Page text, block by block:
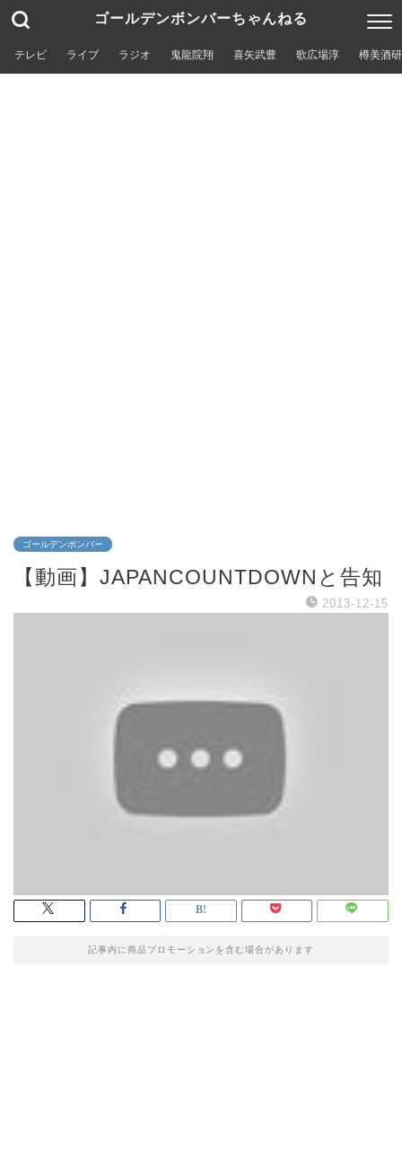
ゴールデンボンバーちゃんねる
テレビ ライブ ラジオ 鬼龍院翔 喜矢武豊 歌広場淳 樽美酒
ゴールデンボンバー
【動画】JAPANCOUNTDOWNと告知
2013-12-15
記事内に商品プロモーションを含む場合があります